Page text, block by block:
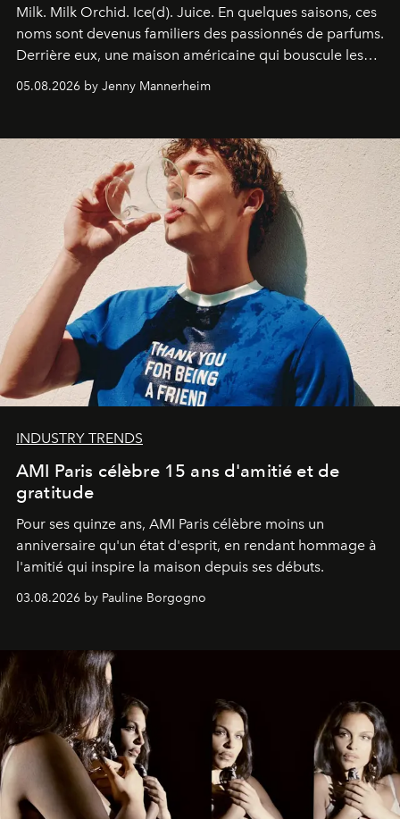
Milk. Milk Orchid. Ice(d). Juice. En quelques saisons, ces
noms sont devenus familiers des passionnés de parfums.
Derrière eux, une maison américaine qui bouscule les
une approche aussi intuitive que personnelle :
05.08.2026 by Jenny Mannerheim
INDUSTRY TRENDS
AMI Paris célèbre 15 ans d'amitié et de
gratitude
Pour ses quinze ans, AMI Paris célèbre moins un
anniversaire qu'un état d'esprit, en rendant hommage à
l'amitié qui inspire la maison depuis ses débuts.
03.08.2026 by Pauline Borgogno